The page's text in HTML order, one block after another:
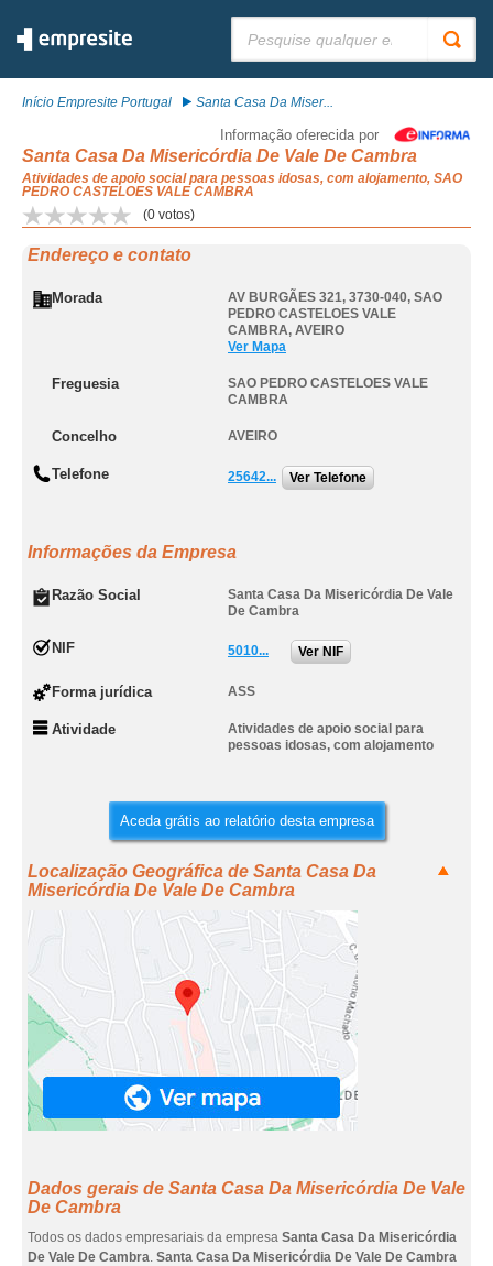
Início Empresite Portugal Santa Casa Da Miser...
Informação oferecida por
Santa Casa Da Misericórdia De Vale De Cambra
Atividades de apoio social para pessoas idosas, com alojamento, SAO
PEDRO CASTELOES VALE CAMBRA
(0 votos)
Endereço e contato
Morada AV BURGÃES 321, 3730-040, SAO
PEDRO CASTELOES VALE
CAMBRA, AVEIRO
Ver Mapa
Freguesia
SAO PEDRO CASTELOES VALE
CAMBRA
Concelho AVEIRO
Telefone 25642... Ver Telefone
Informações da Empresa
Razão Social
Santa Casa Da Misericórdia De Vale
De Cambra
NIF 5010... Ver NIF
Forma jurídica ASS
Atividade
Atividades de apoio social para
pessoas idosas, com alojamento
Aceda grátis ao relatório desta empresa
Localização Geográfica de Santa Casa Da
Misericórdia De Vale De Cambra
Dados gerais de Santa Casa Da Misericórdia De Vale
De Cambra
Todos os dados empresariais da empresa Santa Casa Da Misericórdia
De Vale De Cambra. Santa Casa Da Misericórdia De Vale De Cambra